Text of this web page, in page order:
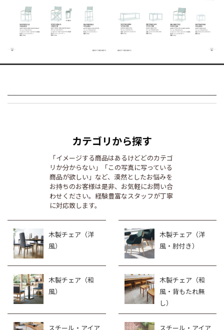
カテゴリから探す
「イメージする商品はあるけどどのカテゴ
リか分からない」「この写真に写っている
商品が欲しい」など、漠然としたお悩みを
お持ちのお客様は是非、お気軽にお問い合
わせください。経験豊富なスタッフが丁寧
に対応致します。
木製チェア（洋
風）
木製チェア（洋
風・肘付き）
木製チェア（和
風）
木製チェア（和
風・背もたれ無
し）
スチール・アイア スチール・アイア